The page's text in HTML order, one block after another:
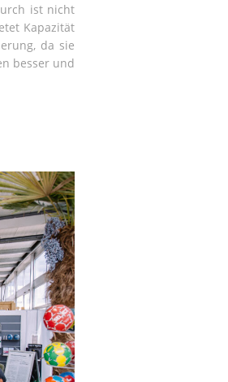
ist nicht
Kapazität
da sie
besser und